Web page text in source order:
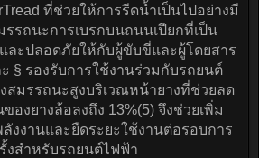
ที่ช่วยให้การรีดน้ำเป็นไปอย่างมี
รถนะการเบรกบนถนนเปียกที่เป็น
ละปลอดภัยให้กับผู้ขับขี่และผู้โดยสาร
§ รองรับการใช้งานร่วมกับรถยนต์
สมรรถนะสูงบริเวณหน้ายางที่ช่วยลด
งยางล้อลงถึง 13%(5) จึงช่วยเพิ่ม
งงานและยืดระยะใช้งานต่อรอบการ
งสำหรับรถยนต์ไฟฟ้า